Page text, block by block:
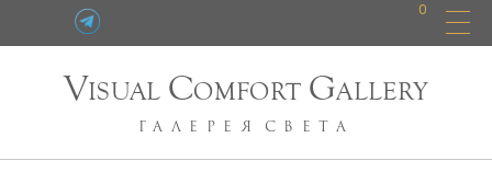
0
VISUAL COMFORT GALLERY
ГАЛЕРЕЯ СВЕТА